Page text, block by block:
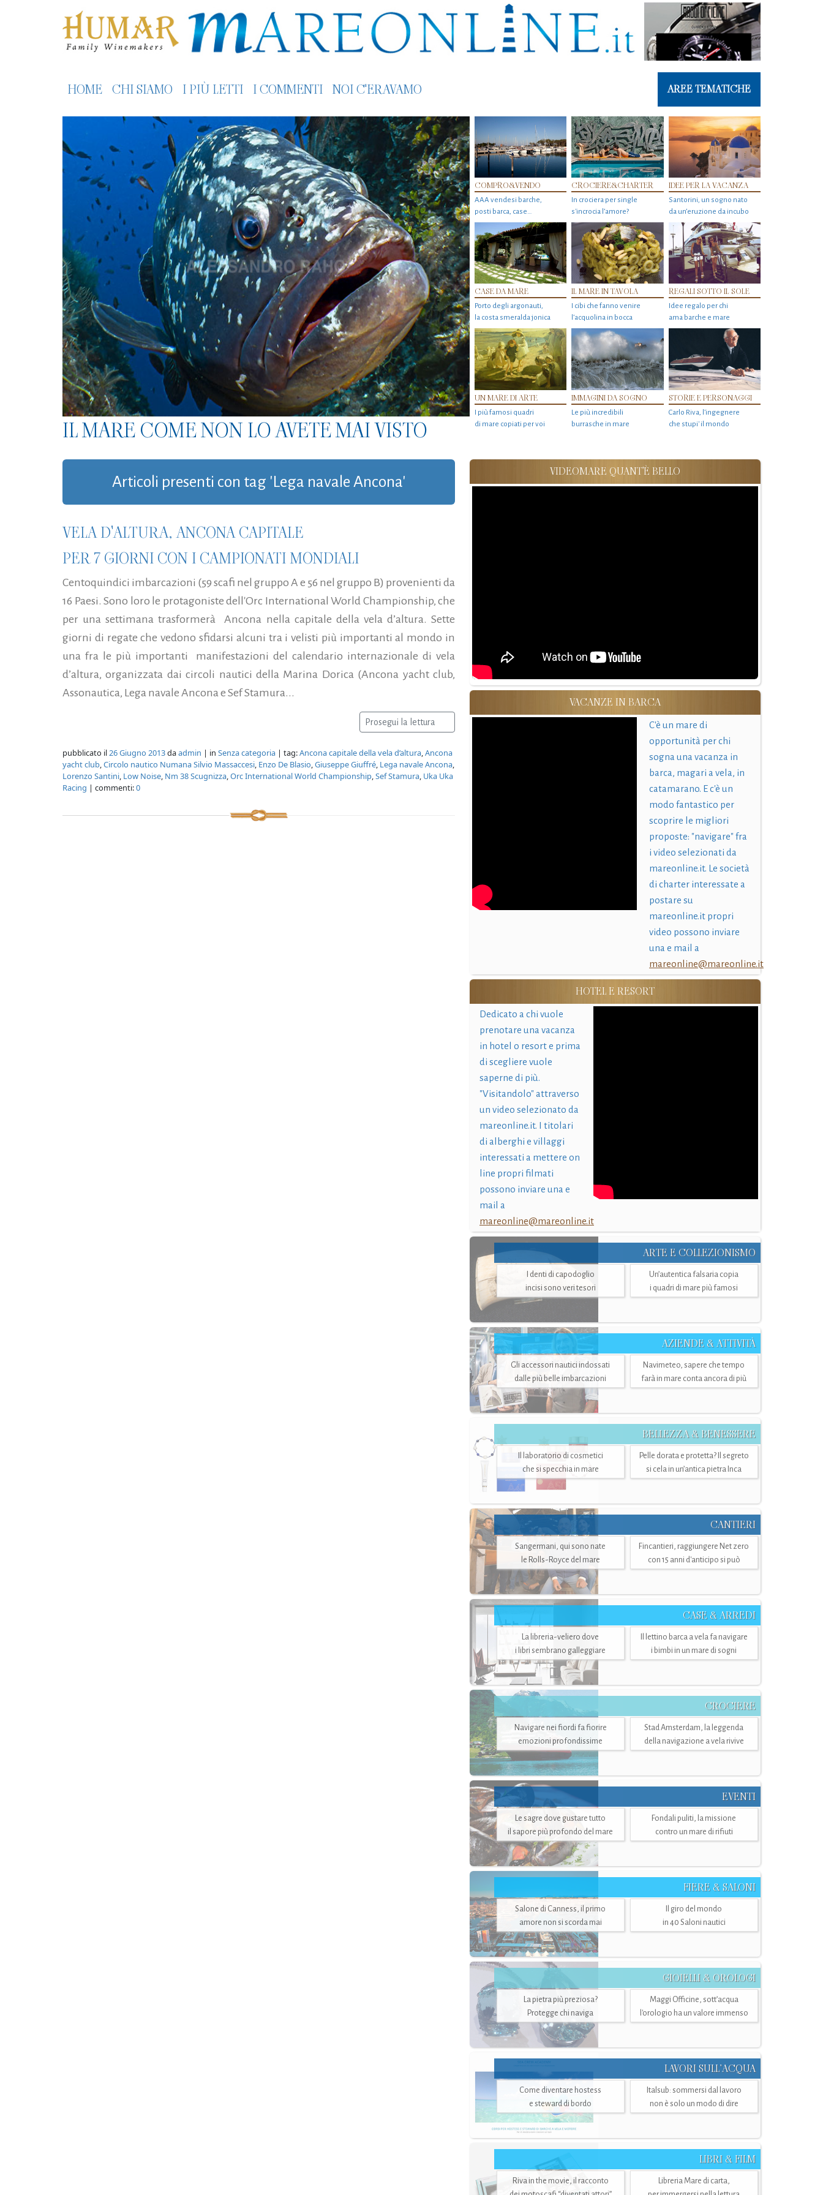
HOME CHI SIAMO I PIÙ LETTI I COMMENTI NOI C'ERAVAMO AREE TEMATICHE
IL MARE COME NON LO AVETE MAI VISTO
COMPRO&VENDO
AAA vendesi barche,
posti barca, case…
CROCIERE&CHARTER
In crociera per single
s'incrocia l’amore?
IDEE PER LA VACANZA
Santorini, un sogno nato
da un’eruzione da incubo
CASE DA MARE
Porto degli argonauti,
la costa smeralda jonica
IL MARE IN TAVOLA
I cibi che fanno venire
l’acquolina in bocca
REGALI SOTTO IL SOLE
Idee regalo per chi
ama barche e mare
UN MARE DI ARTE
I più famosi quadri
di mare copiati per voi
IMMAGINI DA SOGNO
Le più incredibili
burrasche in mare
STORIE E PERSONAGGI
Carlo Riva, l’ingegnere
che stupi' il mondo
Articoli presenti con tag 'Lega navale Ancona'
VELA D'ALTURA, ANCONA CAPITALE
PER 7 GIORNI CON I CAMPIONATI MONDIALI
Centoquindici imbarcazioni (59 scafi nel gruppo A e 56 nel gruppo B) provenienti da
16 Paesi. Sono loro le protagoniste dell'Orc International World Championship, che
per una settimana trasformerà Ancona nella capitale della vela d’altura. Sette
giorni di regate che vedono sfidarsi alcuni tra i velisti più importanti al mondo in
una fra le più importanti manifestazioni del calendario internazionale di vela
d’altura, organizzata dai circoli nautici della Marina Dorica (Ancona yacht club,
Assonautica, Lega navale Ancona e Sef Stamura...
Prosegui la lettura
pubblicato il26 Giugno 2013daadmin | in Senza categoria | tag:Ancona capitale della vela d’altura,Ancona
yacht club,Circolo nautico Numana Silvio Massaccesi, Enzo De Blasio,Giuseppe Giuffré, Lega navale Ancona,
Lorenzo Santini, Low Noise, Nm 38 Scugnizza,Orc International World Championship,Sef Stamura, Uka Uka
Racing | commenti:0
VIDEOMARE QUANT'È BELLO
VACANZE IN BARCA
C'è un mare di
opportunità per chi
sogna una vacanza in
barca, magari a vela, in
catamarano. E c'è un
modo fantastico per
scoprire le migliori
proposte: "navigare" fra
i video selezionati da
mareonline.it. Le società
di charter interessate a
postare su
mareonline.it propri
video possono inviare
una e mail a
mareonline@mareonline.it
HOTEL E RESORT
Dedicato a chi vuole
prenotare una vacanza
in hotel o resort e prima
di scegliere vuole
saperne di più.
"Visitandolo" attraverso
un video selezionato da
mareonline.it. I titolari
di alberghi e villaggi
interessati a mettere on
line propri filmati
possono inviare una e
mail a
mareonline@mareonline.it
ARTE E COLLEZIONISMO
I denti di capodoglio
incisi sono veri tesori
Un’autentica falsaria copia
i quadri di mare più famosi
AZIENDE & ATTIVITÀ
Gli accessori nautici indossati
dalle più belle imbarcazioni
Navimeteo, sapere che tempo
farà in mare conta ancora di più
BELLEZZA & BENESSERE
Il laboratorio di cosmetici
che si specchia in mare
Pelle dorata e protetta? Il segreto
si cela in un’antica pietra Inca
CANTIERI
Sangermani, qui sono nate
le Rolls-Royce del mare
Fincantieri, raggiungere Net zero
con 15 anni d'anticipo si può
CASE & ARREDI
La libreria-veliero dove
i libri sembrano galleggiare
Il lettino barca a vela fa navigare
i bimbi in un mare di sogni
CROCIERE
Navigare nei fiordi fa fiorire
emozioni profondissime
Stad Amsterdam, la leggenda
della navigazione a vela rivive
EVENTI
Le sagre dove gustare tutto
il sapore più profondo del mare
Fondali puliti, la missione
contro un mare di rifiuti
FIERE & SALONI
Salone di Canness, il primo
amore non si scorda mai
Il giro del mondo
in 40 Saloni nautici
GIOIELLI & OROLOGI
La pietra più preziosa?
Protegge chi naviga
Maggi Officine, sott’acqua
l'orologio ha un valore immenso
LAVORI SULL’ACQUA
Come diventare hostess
e steward di bordo
Italsub: sommersi dal lavoro
non è solo un modo di dire
LIBRI & FILM
Riva in the movie, il racconto
Libreria Mare di carta,